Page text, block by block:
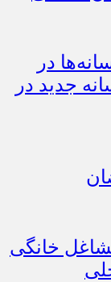
در
/ فعالیت ۱۳ رسانه جدید در
خانگی